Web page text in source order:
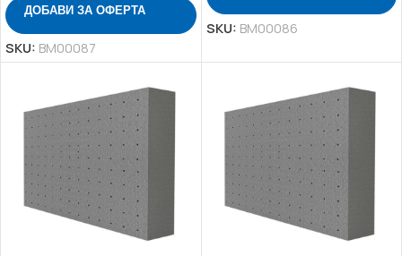
ДОБАВИ ЗА ОФЕРТА
SKU: BM00087
SKU: BM00086